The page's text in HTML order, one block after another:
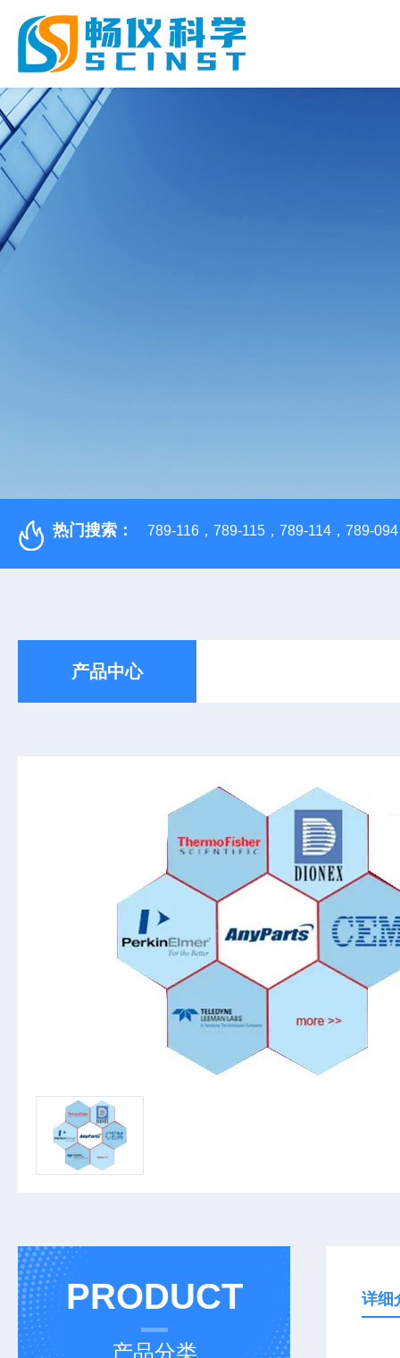
热门搜索： 789-116，789-115，789-114，789-
产品中心
PRODUCT
产品分类
详细